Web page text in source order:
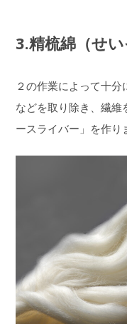
3.精梳綿（せ
２の作業によって十分
などを取り除き、繊維
ースライバー」を作り